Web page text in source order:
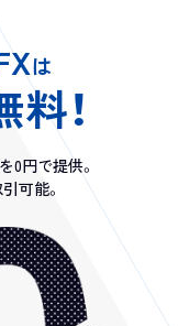
は
！
0円で提供。
可能。